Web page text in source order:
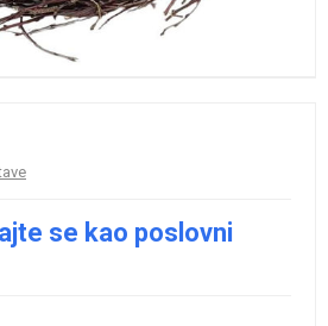
se kao poslovni